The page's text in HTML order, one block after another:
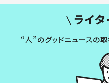
ライタ
“人”のグッドニュースの